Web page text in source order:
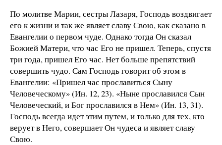
По молитве Марии, сестры Лазаря, Господь воздвигает
его к жизни и так же являет славу Свою, как сказано в
Евангелии о первом чуде. Однако тогда Он сказал
Божией Матери, что час Его не пришел. Теперь, спустя
три года, пришел Его час. Нет больше препятствий
совершить чудо. Сам Господь говорит об этом в
Евангелии: «Пришел час прославиться Сыну
Человеческому» (Ин. 12, 23). «Ныне прославился Сын
Человеческий, и Бог прославился в Нем» (Ин. 13, 31).
Господь всегда идет этим путем, и только для тех, кто
верует в Него, совершает Он чудеса и являет славу
Свою.